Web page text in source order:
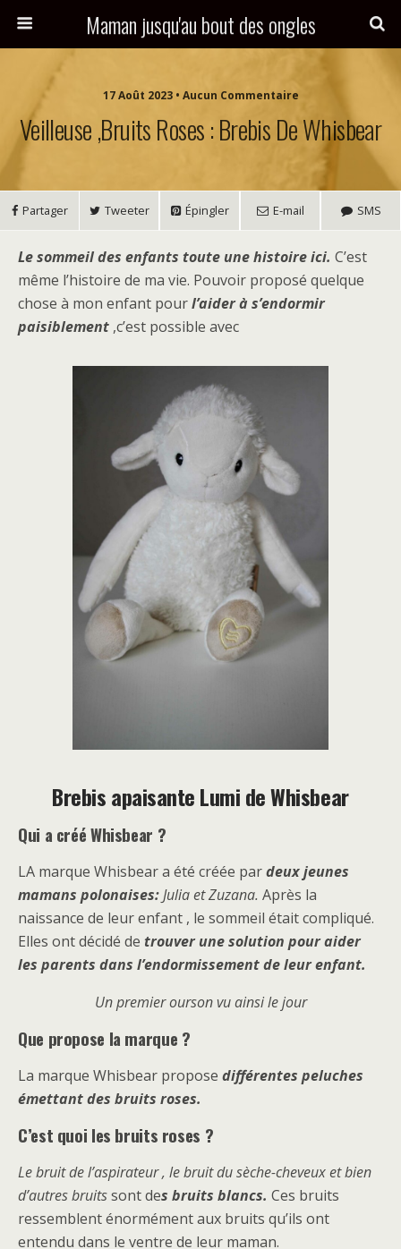
Maman jusqu'au bout des ongles
17 Août 2023 • Aucun Commentaire
Veilleuse ,Bruits Roses : Brebis De Whisbear
Partager Tweeter Épingler E-mail SMS
Le sommeil des enfants toute une histoire ici. C’est
même l’histoire de ma vie. Pouvoir proposé quelque
chose à mon enfant pourl’aider à s’endormir
paisiblement ,c’est possible avec
Brebis apaisante Lumi de Whisbear
Qui a créé Whisbear ?
LA marque Whisbear a été créée pardeux jeunes
mamans polonaises:Julia et Zuzana. Après la
naissance de leur enfant , le sommeil était compliqué.
Elles ont décidé de trouver une solution pour aider
les parents dans l’endormissement de leur enfant.
Un premier ourson vu ainsi le jour
Que propose la marque ?
La marque Whisbear propose différentes peluches
émettant des bruits roses.
C’est quoi les bruits roses ?
Le bruit de l’aspirateur , le bruit du sèche-cheveux et bien
d’autres bruitssont des bruits blancs. Ces bruits
ressemblent énormément aux bruits qu’ils ont
entendu dans le ventre de leur maman.